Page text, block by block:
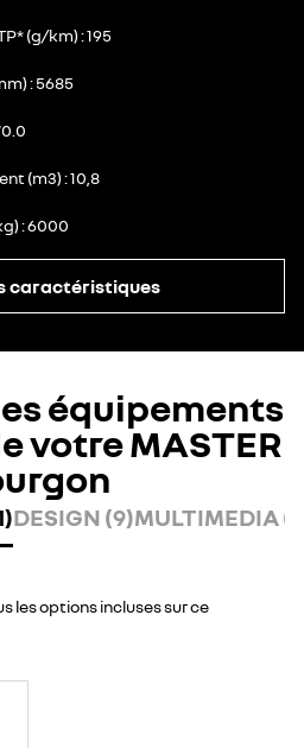
(g/km) 195
5685
(m3) 10,8
6000
caractéristiques
équipements
votre MASTER
DESIGN (9)MULTIMEDIA
les options incluses sur ce